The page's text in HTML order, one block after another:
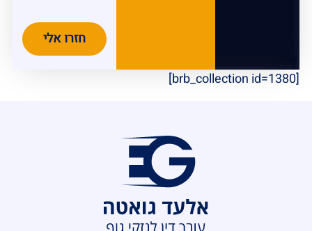
חזרו אלי
[brb_collection id=1380]